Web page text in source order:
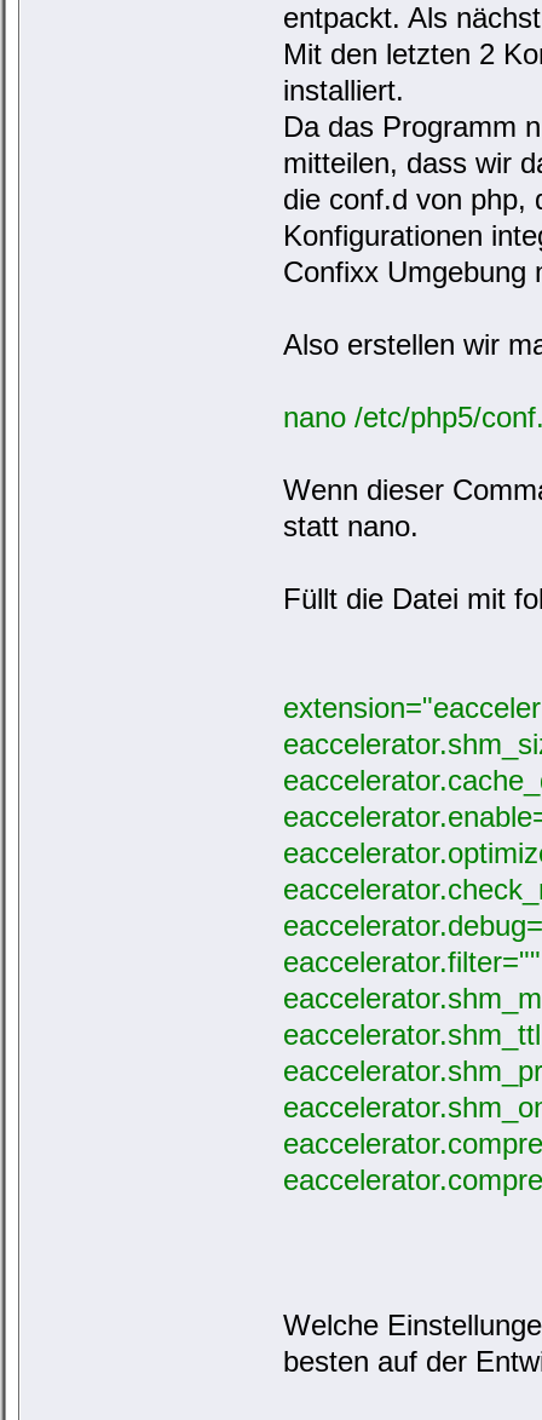
entpackt. Als
Mit den letzten 2
installiert.
Da das Programm
mitteilen, dass wir
die conf.d von php,
Konfigurationen
Confixx Umgebung
Also erstellen wir
nano /etc/php5/
Wenn dieser
statt nano.
Füllt die Datei mit
eaccelerator.filter=""
Welche
besten auf der